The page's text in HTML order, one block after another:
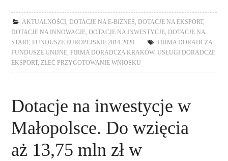
AKTUALNOŚCI DOTACJE NA E-BIZNES DOTACJE NA EKSPORT,
DOTACJE NA INNOWACJE
DOTACJE NA INWESTYCJE
DOTACJE NA
START, FUNDUSZE EUROPEJSKIE 2014-2020
FIRMA DORADCZA
FUNDUSZE UNIJNE
FIRMA DORADCZA KRAKÓW, USŁUGI DORADCZE
EKSPORT, ZLEĆ PRZYGOTOWANIE WNIOSKU
Dotacje na inwestycje w
Małopolsce. Do wzięcia
aż 13,75 mln zł w